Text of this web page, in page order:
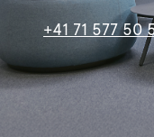
+41 71 577 50